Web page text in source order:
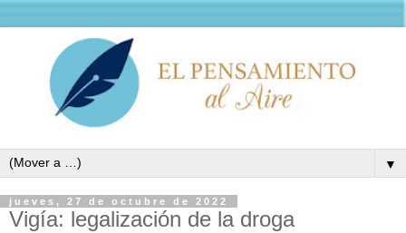
▼
jueves, 27 de octubre de 2022
Vigía: legalización de la droga